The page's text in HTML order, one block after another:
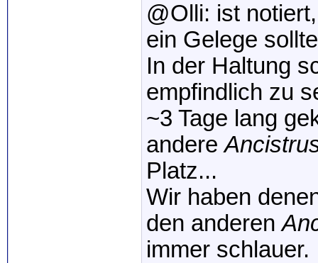
@Olli: ist
ein Gelege
In der Haltung
empfindlich zu
~3 Tage lang
andere
Platz...
Wir haben
den anderen
immer schlauer.